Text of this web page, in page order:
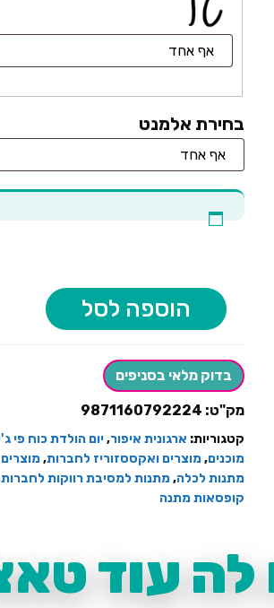
בחירת אלמנט
הוספה לסל
בדוק מלאי בסניפים
מק"ט: 9871160792224
קטגוריות: ארגונית איפור,יום הולדת כוח פי
מוכנים,מוצרים ואקססזוריז לחברות,
מתנות לכלה,מתנות למסיבת רווקות לחברות
קופסאות מתנה
עוד